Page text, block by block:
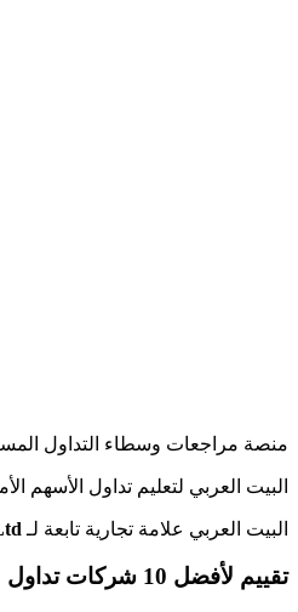
منصة مراجعات وسطاء التداول
البيت العربي لتعليم تداول الأسهم
البيت العربي علامة تجارية تابعة لـ
تقييم لأفضل 10 شركات تداول